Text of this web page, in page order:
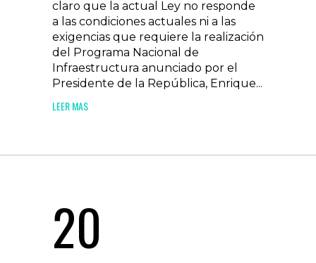
claro que la actual Ley no responde
a las condiciones actuales ni a las
exigencias que requiere la realización
del Programa Nacional de
Infraestructura anunciado por el
Presidente de la República, Enrique...
LEER MAS
20